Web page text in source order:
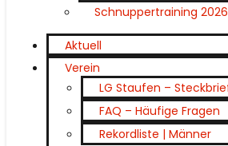
Schnuppertraining 2026
Aktuell
Verein
LG Staufen –
FAQ – Häufige Fragen
Rekordliste | Männer